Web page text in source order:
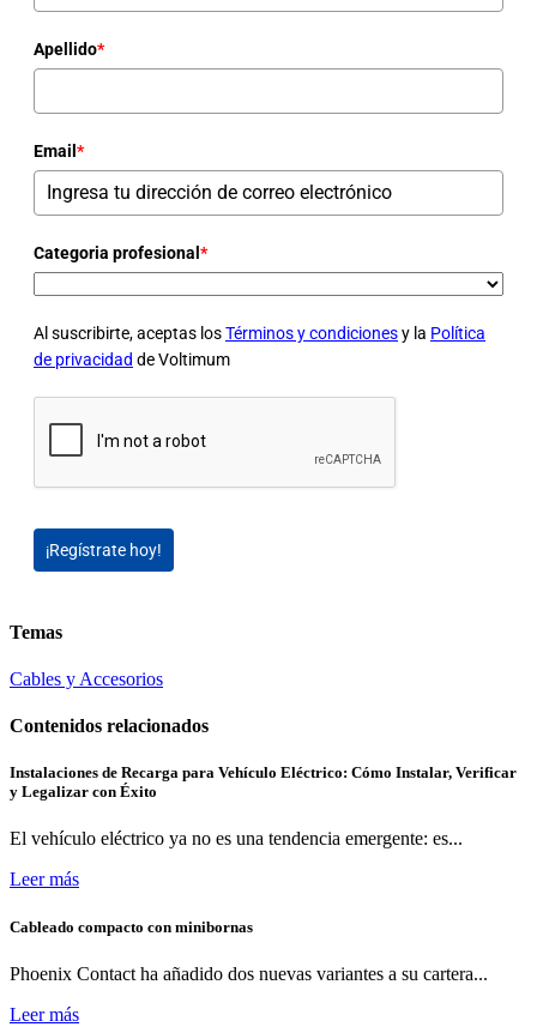
Apellido*
Email *
Categoria profesional *
Al suscribirte, aceptas losTérminos y condicionesy la Política
de privacidad de Voltimum
¡Regístrate hoy!
Temas
Cables y Accesorios
Contenidos relacionados
Instalaciones de Recarga para Vehículo Eléctrico: Cómo Instalar, Verificar
y Legalizar con Éxito
El vehículo eléctrico ya no es una tendencia emergente: es...
Leer más
Cableado compacto con minibornas
Phoenix Contact ha añadido dos nuevas variantes a su cartera...
Leer más